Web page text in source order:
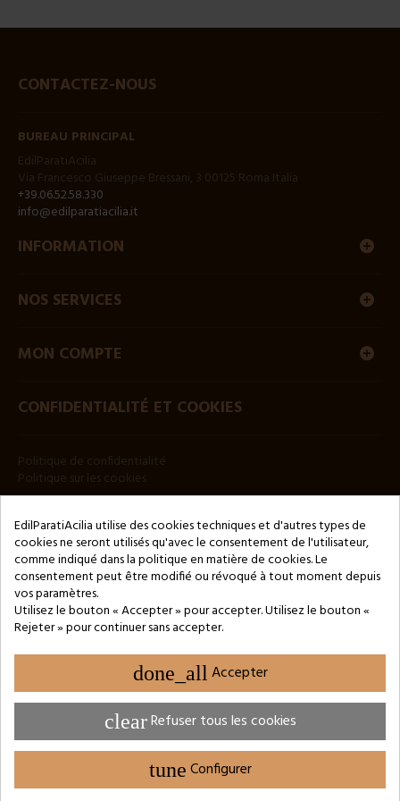
CONTACTEZ-NOUS
BUREAU PRINCIPAL
+39.06.52.58.330
info@edilparatiacilia.it
INFORMATION
NOS SERVICES
MON COMPTE
CONFIDENTIALITÉ ET COOKIES
Copyright © 2024 by 3Enne s.r.l.s. P.IVA/C.F.: 13466181008
Numéro d'enregistrement REA : RM-1449325 - Registre du
Commerce de Rome
Website Developed by M.Borzacchini - TestSide
PARAMÈTRES DES COOKIES
EdilParatiAcilia utilise des cookies techniques et d'autres types de
cookies ne seront utilisés qu'avec le consentement de l'utilisateur,
comme indiqué dans la politique en matière de cookies. Le
consentement peut être modifié ou révoqué à tout moment depuis
vos paramètres.
Utilisez le bouton « Accepter » pour accepter. Utilisez le bouton «
Rejeter » pour continuer sans accepter.
done_all Accepter
clearRefuser tous les cookies
tuneConfigurer